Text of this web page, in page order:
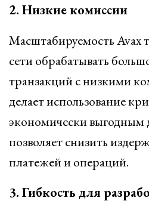
2. Низкие комиссии
Масштабируемость Avax
сети обрабатывать
транзакций с низкими
делает использование
экономически выгодным
позволяет снизить
платежей и операций.
3. Гибкость для